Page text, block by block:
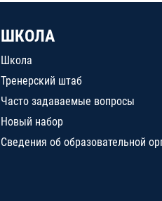
ШКОЛА
Школа
Тренерский штаб
Часто задаваемые вопросы
Новый набор
Сведения об образовательной